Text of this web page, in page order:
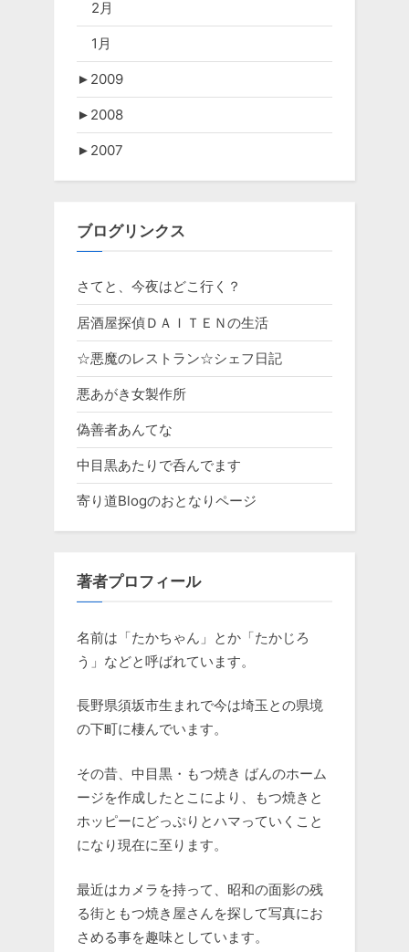
2月
1月
► 2009
► 2008
► 2007
ブログリンクス
さてと、今夜はどこ行く？
居酒屋探偵ＤＡＩＴＥＮの生活
☆悪魔のレストラン☆シェフ日記
悪あがき女製作所
偽善者あんてな
中目黒あたりで呑んでます
寄り道Blogのおとなりページ
著者プロフィール
名前は「たかちゃん」とか「たかじろ
う」などと呼ばれています。
長野県須坂市生まれで今は埼玉との県境
の下町に棲んでいます。
その昔、中目黒・もつ焼き ばんのホーム
ージを作成したとこにより、もつ焼きと
ホッピーにどっぷりとハマっていくこと
になり現在に至ります。
最近はカメラを持って、昭和の面影の残
る街ともつ焼き屋さんを探して写真にお
さめる事を趣味としています。